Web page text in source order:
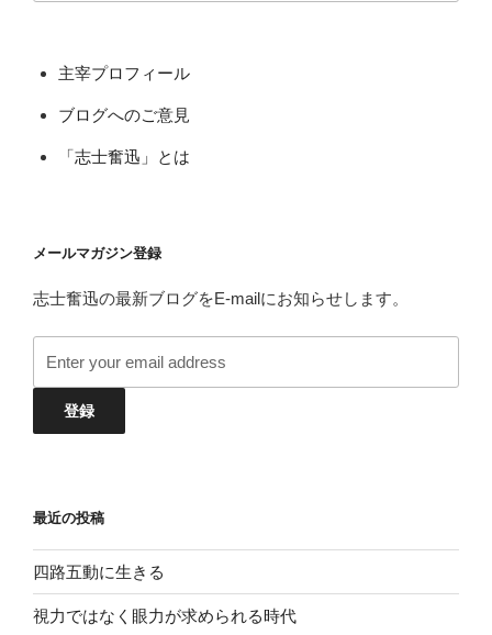
主宰プロフィール
ブログへのご意見
「志士奮迅」とは
メールマガジン登録
志士奮迅の最新ブログをE-mailにお知らせします。
最近の投稿
四路五動に生きる
視力ではなく眼力が求められる時代